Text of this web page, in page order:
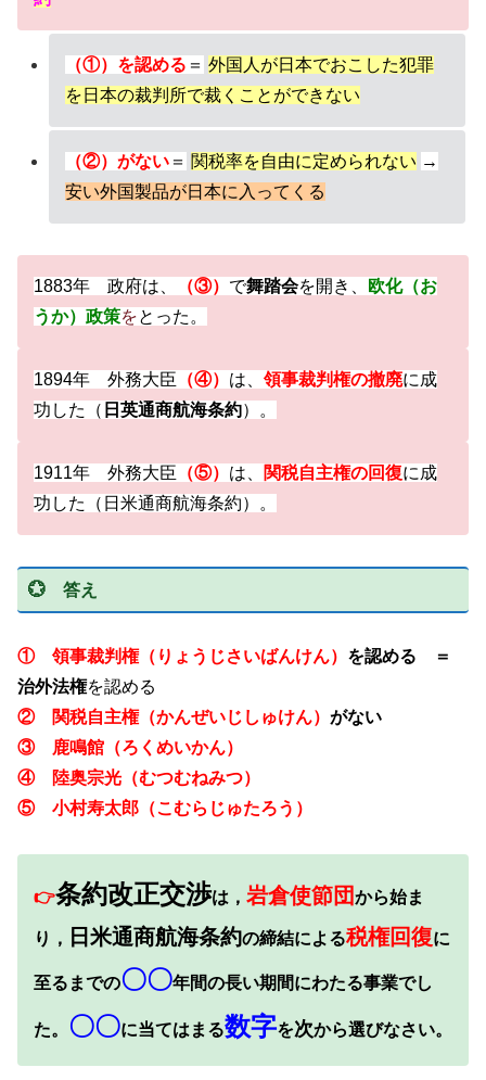
（①）を認める ＝ 外国人が日本でおこした犯罪
を日本の裁判所で裁くことができない
（②）がない ＝ 関税率を自由に定められない →
安い外国製品が日本に入ってくる
1883年 政府は、 （③） で舞踏会を開き、
欧化（お
うか）政策をとった。
1894年 外務大臣 （④） は、 領事裁判権の撤廃に成
功した（ 日英通商航海条約）。
1911年 外務大臣 （⑤） は、 関税自主権の回復に成
功した（日米通商航海条約）。
💮 答え
① 領事裁判権（りょうじさいばんけん） を認める ＝
治外法権を認める
② 関税自主権（かんぜいじしゅけん） がない
③ 鹿鳴館（ろくめいかん）
④
陸奥宗光 （むつむねみつ）
⑤
小村寿太郎（こむらじゅたろう）
👉条約改正交渉は， 岩倉使節団から始ま
り， 日米通商航海条約の締結による税権回復に
至るまでの〇〇年間の長い期間にわたる事業でし
た。 〇〇に当てはまる数字を次から選びなさい。